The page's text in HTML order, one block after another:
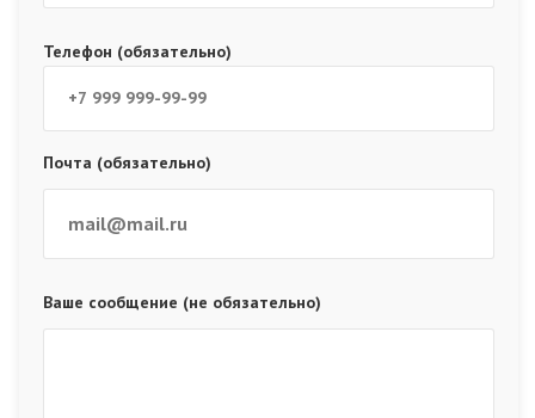
Телефон (обязательно)
Почта (обязательно)
Ваше сообщение (не обязательно)